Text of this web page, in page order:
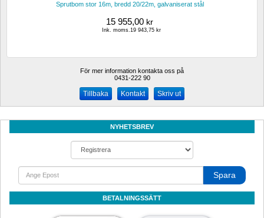
Sprutbom stor 16m, bredd 20/22m, galvaniserat stål
15 955,00 kr
Ink. moms.19 943,75 kr
För mer information kontakta oss på
0431-222 90
Kontakt Skriv ut
NYHETSBREV
Spara
BETALNINGSSÄTT